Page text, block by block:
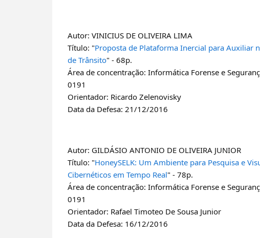
Autor: VINICIUS DE OLIVEIRA LIMA
Título: "Proposta de Plataforma Inercial para Auxiliar
de Trânsito" - 68p.
Área de concentração: Informática Forense e
0191
Orientador: Ricardo Zelenovisky
Data da Defesa: 21/12/2016
Autor: GILDÁSIO ANTONIO DE OLIVEIRA JUNIOR
Título: "HoneySELK: Um Ambiente para Pesquisa e
Cibernéticos em Tempo Real" - 78p.
Área de concentração: Informática Forense e
0191
Orientador: Rafael Timoteo De Sousa Junior
Data da Defesa: 16/12/2016